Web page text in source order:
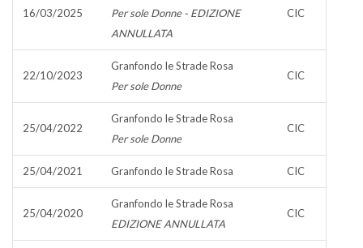
16/03/2025
Per sole Donne - EDIZIONE
ANNULLATA
CIC
22/10/2023
Granfondo le Strade Rosa
Per sole Donne
CIC
25/04/2022
Granfondo le Strade Rosa
Per sole Donne
CIC
25/04/2021 Granfondo le Strade Rosa CIC
25/04/2020
Granfondo le Strade Rosa
EDIZIONE ANNULLATA
CIC